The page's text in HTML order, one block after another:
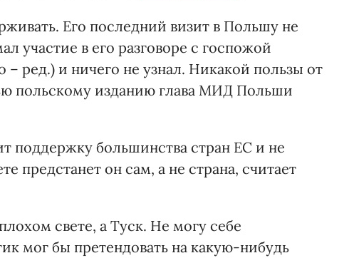
Его последний визит в Польшу не
участие в его разговоре с госпожой
ред.) и ничего не узнал. Никакой пользы от
польскому изданию глава МИД Польши
поддержку большинства стран ЕС и не
предстанет он сам, а не страна, считает
свете, а Туск. Не могу себе
мог бы претендовать на какую-нибудь